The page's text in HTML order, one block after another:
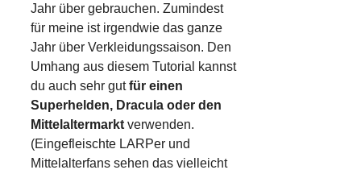
Jahr über gebrauchen. Zumindest
für meine ist irgendwie das ganze
Jahr über Verkleidungssaison. Den
Umhang aus diesem Tutorial kannst
du auch sehr gutfür einen
Superhelden, Dracula oder den
Mittelaltermarkt verwenden.
(Eingefleischte LARPer und
Mittelalterfans sehen das vielleicht